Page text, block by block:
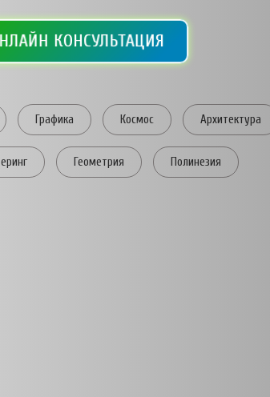
КОНСУЛЬТАЦИЯ
Графика Космос Архитектура
Геометрия Полинезия